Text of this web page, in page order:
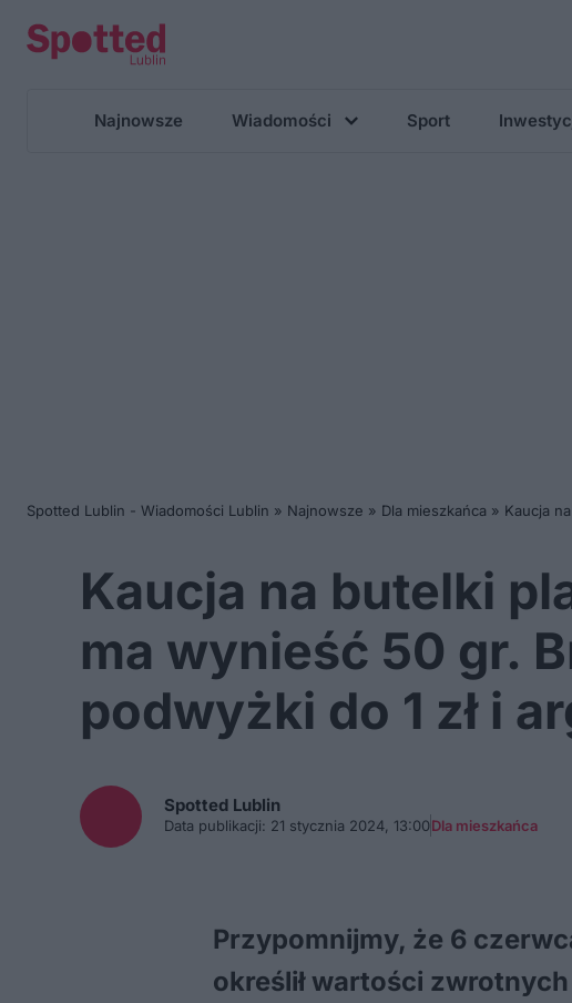
Najnowsze Wiadomości Sport
Spotted Lublin - Wiadomości Lublin » Najnowsze » Dla mieszkańca » Kaucja
Kaucja na butelki
ma wynieść 50 gr.
podwyżki do 1 zł i
Spotted Lublin
Data publikacji: 21 stycznia 2024, 13:00Dla mieszkańca
Przypomnijmy, że 6
określił wartości